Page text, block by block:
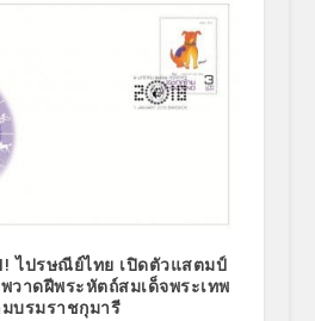
ไปรษณีย์ไทย เปิดตัวแสตมป์
วาดฝีพระหัตถ์สมเด็จพระเทพ
บรมราชกุมารี